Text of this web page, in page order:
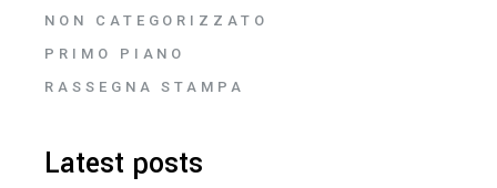
NON CATEGORIZZATO
PRIMO PIANO
RASSEGNA STAMPA
Latest posts